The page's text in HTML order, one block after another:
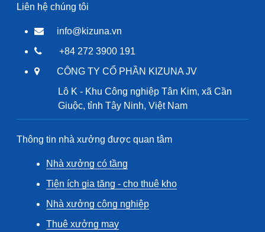
Liên hệ chúng tôi
info@kizuna.vn
+84 272 3900 191
CÔNG TY CỔ PHẦN KIZUNA JV
Lô K - Khu Công nghiệp Tân Kim, xã Cần
Giuộc, tỉnh Tây Ninh, Việt Nam
Thông tin nhà xưởng được quan tâm
Nhà xưởng có tầng
Tiện ích gia tăng - cho thuê kho
Nhà xưởng công nghiệp
Thuê xưởng may